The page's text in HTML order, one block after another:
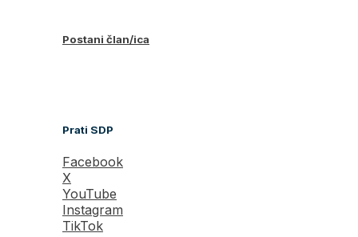
Postani član/ica
Prati SDP
Facebook
X
YouTube
Instagram
TikTok